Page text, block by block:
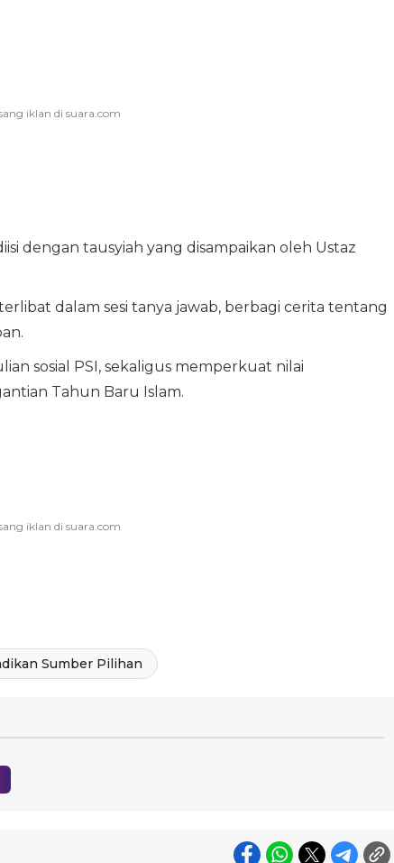
dengan tausyiah yang disampaikan oleh Ustaz
dalam sesi tanya jawab, berbagi cerita tentang
sosial PSI, sekaligus memperkuat nilai
Tahun Baru Islam.
Sumber Pilihan